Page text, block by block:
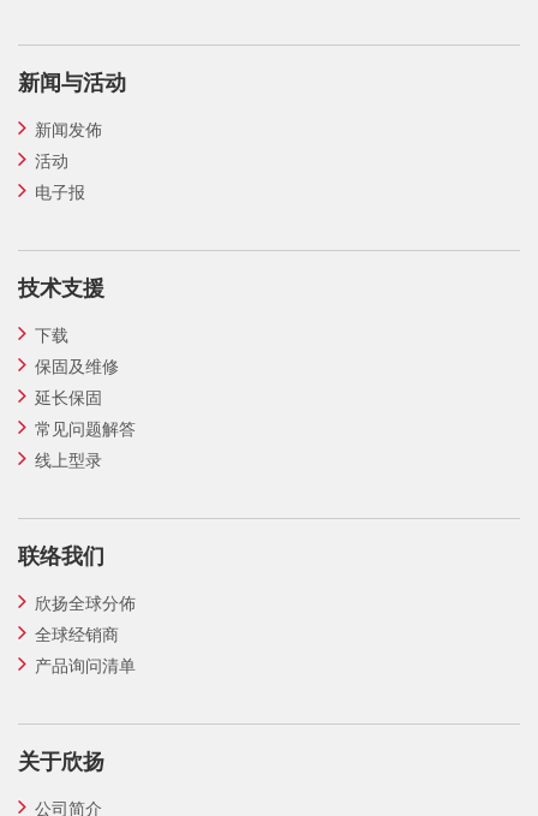
新闻与活动
新闻发佈
活动
电子报
技术支援
下载
保固及维修
延长保固
常见问题解答
线上型录
联络我们
欣扬全球分佈
全球经销商
产品询问清单
关于欣扬
公司简介